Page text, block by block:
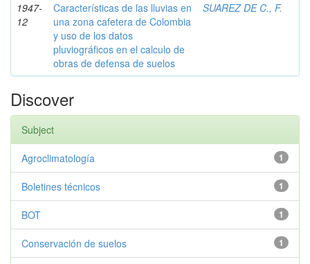
1947-
12
Características de las lluvias en
una zona cafetera de Colombia
y uso de los datos
pluviográficos en el calculo de
obras de defensa de suelos
SUAREZ DE C., F.
Discover
Subject
1
Agroclimatología
1
Boletines técnicos
1
BOT
1
Conservación de suelos